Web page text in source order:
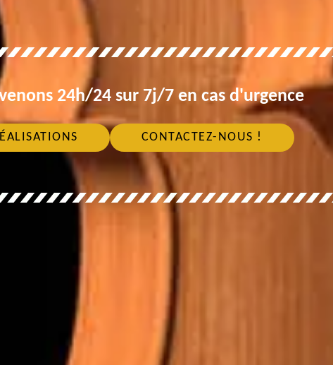
24h/24 sur 7j/7 en cas d'urgence
CONTACTEZ-NOUS !